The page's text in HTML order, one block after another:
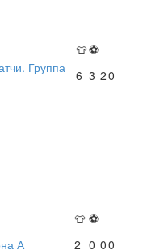
👕⚽
Группа
6 3 20
👕 ⚽
А 2 0 00